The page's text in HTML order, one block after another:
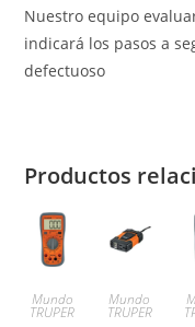
Nuestro equipo
indicará los pasos a
defectuoso
Productos
Mundo
TRUPER
Mundo
TRUPER